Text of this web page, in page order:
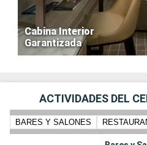
Cabina Interior
Garantizada
ACTIVIDADES DEL
BARES Y SALONES